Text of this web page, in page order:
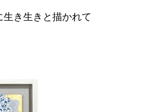
き生きと描かれて